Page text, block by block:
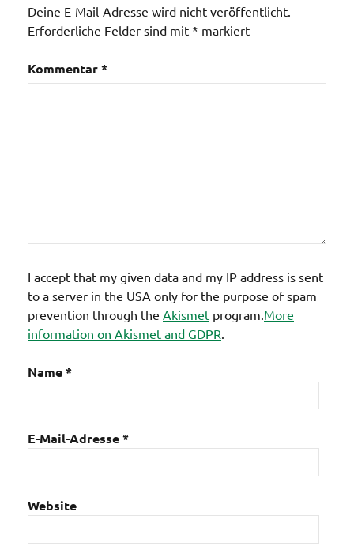
Deine E-Mail-Adresse wird nicht veröffentlicht.
Erforderliche Felder sind mit * markiert
Kommentar*
I accept that my given data and my IP address is sent
to a server in the USA only for the purpose of spam
prevention through the Akismet program. More
information on Akismet and GDPR
Name*
E-Mail-Adresse*
Website